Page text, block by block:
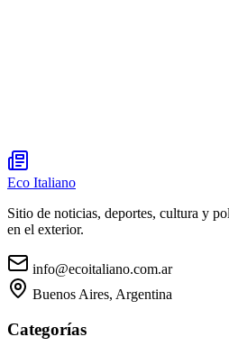
Eco Italiano
Sitio de noticias, deportes, cultura y
en el exterior.
info@ecoitaliano.com.ar
Buenos Aires, Argentina
Categorías